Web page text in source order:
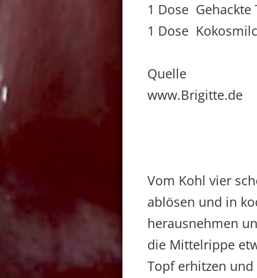
1 Dose Gehackte
1 Dose
Quelle
www.Brigitte.de
Vom Kohl vier
ablösen und in
herausnehmen
die Mittelrippe
Topf erhitzen